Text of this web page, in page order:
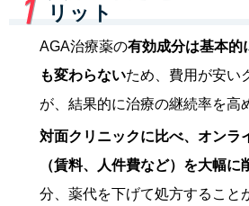
リット
AGA治療薬の有効成分は基本的
も変わらないため、費用が安い
が、結果的に治療の継続率を高
対面クリニックに比べ、オンラ
（賃料、人件費など）を大幅に
分、薬代を下げて処方すること